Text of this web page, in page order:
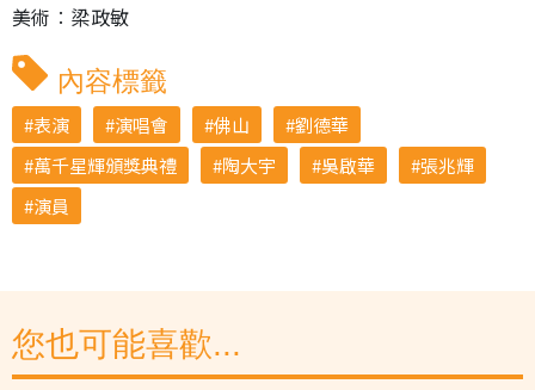
美術︰梁政敏
內容標籤
表演 演唱會 佛山
劉德華
萬千星輝頒獎典禮
陶大宇 吳啟華
張兆輝
演員
您也可能喜歡...